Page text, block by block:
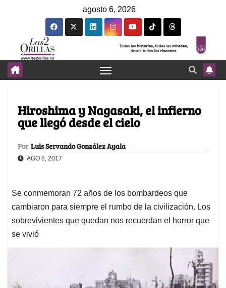
agosto 6, 2026
Hiroshima y Nagasaki, el infierno
que llegó desde el cielo
Por Luis Servando González Ayala
AGO 8, 2017
Se conmemoran 72 años de los bombardeos que
cambiaron para siempre el rumbo de la civilización. Los
sobrevivientes que quedan nos recuerdan el horror que
se vivió